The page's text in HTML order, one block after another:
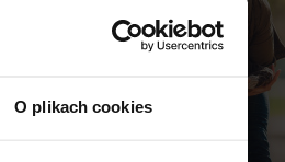
O plikach cookies